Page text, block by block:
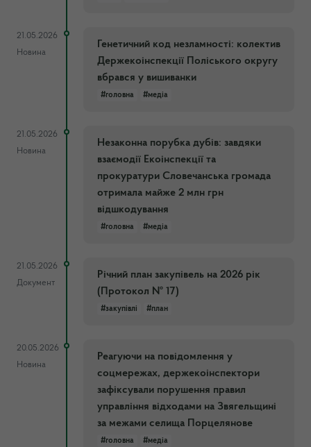
21.05.2026
Новина
Генетичний код незламності: колектив
Держекоінспекції Поліського округу
вбрався у вишиванки
#головна #медіа
21.05.2026
Новина
Незаконна порубка дубів: завдяки
взаємодії Екоінспекції та
прокуратури Словечанська громада
отримала майже 2 млн грн
відшкодування
#головна #медіа
21.05.2026
Документ
Річний план закупівель на 2026 рік
(Протокол № 17)
#закупівлі #план
20.05.2026
Новина
Реагуючи на повідомлення у
соцмережах, держекоінспектори
зафіксували порушення правил
управління відходами на Звягельщині
за межами селища Порцелянове
#головна #медіа